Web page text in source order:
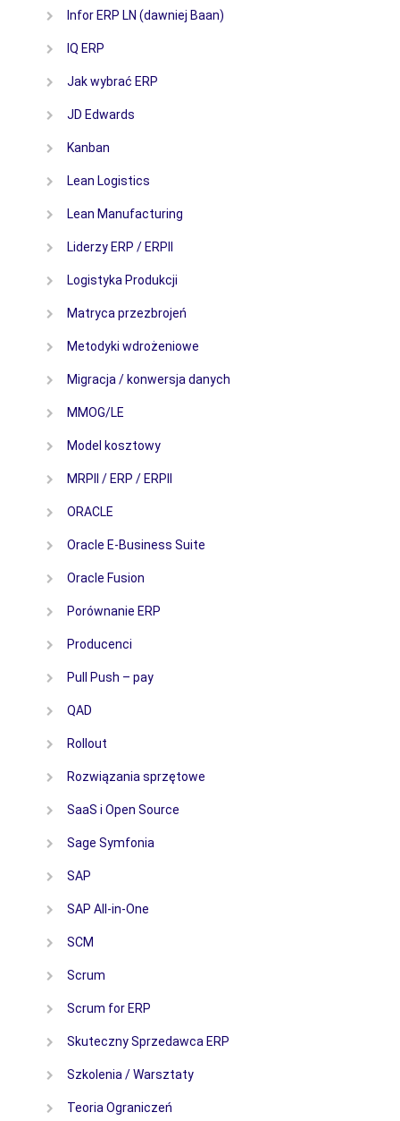
Infor ERP LN (dawniej Baan)
IQ ERP
Jak wybrać ERP
JD Edwards
Kanban
Lean Logistics
Lean Manufacturing
Liderzy ERP / ERPII
Logistyka Produkcji
Matryca przezbrojeń
Metodyki wdrożeniowe
Migracja / konwersja danych
MMOG/LE
Model kosztowy
MRPII / ERP / ERPII
ORACLE
Oracle E-Business Suite
Oracle Fusion
Porównanie ERP
Producenci
Pull Push – pay
QAD
Rollout
Rozwiązania sprzętowe
SaaS i Open Source
Sage Symfonia
SAP
SAP All-in-One
SCM
Scrum
Scrum for ERP
Skuteczny Sprzedawca ERP
Szkolenia / Warsztaty
Teoria Ograniczeń